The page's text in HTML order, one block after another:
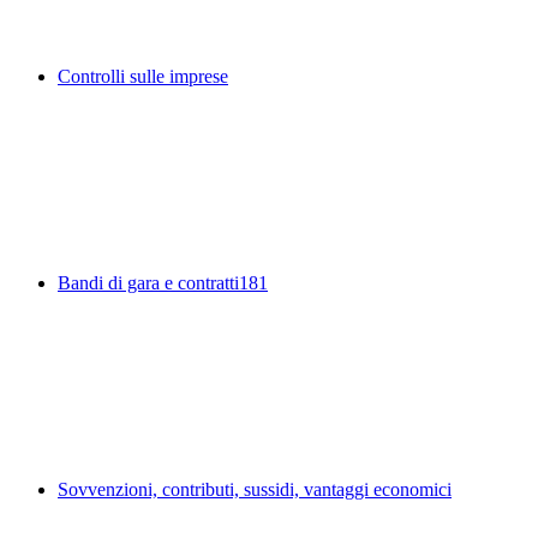
Controlli sulle imprese
Bandi di gara e contratti181
Sovvenzioni, contributi, sussidi, vantaggi economici